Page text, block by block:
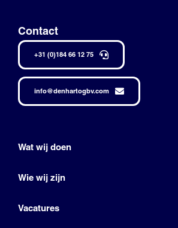
Contact
+31 (0)184 66 12 75
info@denhartogbv.com
Wat wij doen
Wie wij zijn
Vacatures